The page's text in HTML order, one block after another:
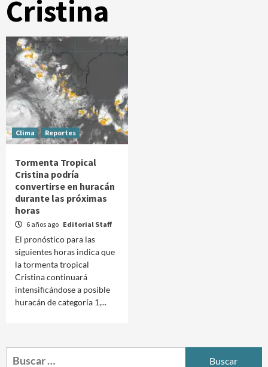
Cristina
Clima Reportes
Tormenta Tropical
Cristina podría
convertirse en huracán
durante las próximas
horas
6 años ago Editorial Staff
El pronóstico para las
siguientes horas indica que
la tormenta tropical
Cristina continuará
intensificándose a posible
huracán de categoría 1,...
Buscar: